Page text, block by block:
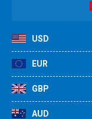
USD
EUR
GBP
AUD